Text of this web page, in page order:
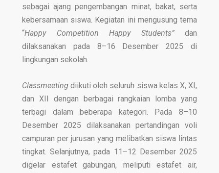
sebagai ajang pengembangan minat, bakat, serta
kebersamaan siswa. Kegiatan ini mengusung tema
“Happy Competition Happy Students”dan
dilaksanakan pada 8–16 Desember 2025 di
lingkungan sekolah.
Classmeeting diikuti oleh seluruh siswa kelas X, XI,
dan XII dengan berbagai rangkaian lomba yang
terbagi dalam beberapa kategori. Pada 8–10
Desember 2025 dilaksanakan pertandingan voli
campuran per jurusan yang melibatkan siswa lintas
tingkat. Selanjutnya, pada 11–12 Desember 2025
digelar estafet gabungan, meliputi estafet air,